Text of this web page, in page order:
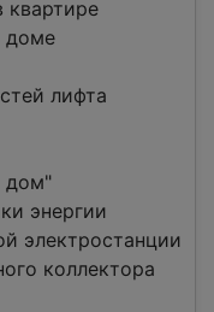
квартире
доме
лифта
дом"
энергии
электростанции
коллектора